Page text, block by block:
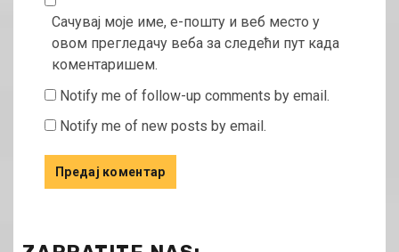
Сачувај моје име, е-пошту и веб место у
овом прегледачу веба за следећи пут када
коментаришем.
Notify me of follow-up comments by email.
Notify me of new posts by email.